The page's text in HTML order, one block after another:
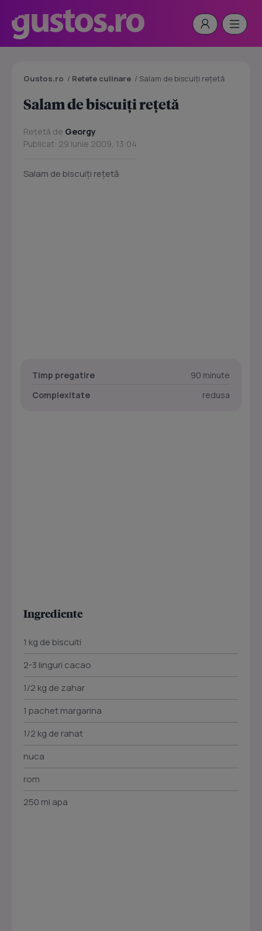
Gustos.ro / Retete culinare / Salam de biscuiţi reţetă
Salam de biscuiţi reţetă
Rețetă de Georgy
Publicat: 29 Iunie 2009, 13:04
Salam de biscuiţi reţetă
Timp pregatire
90 minute
Complexitate
redusa
Ingrediente
1 kg de biscuiti
2-3 linguri cacao
1/2 kg de zahar
1 pachet margarina
1/2 kg de rahat
nuca
rom
250 ml apa